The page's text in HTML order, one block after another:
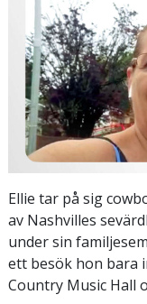
Ellie tar på sig
av Nashvilles
under sin
ett besök hon bara
Country Music Hall